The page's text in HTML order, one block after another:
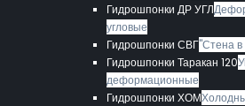
Гидрошпонки ДР УГЛ
угловые
Гидрошпонки СВГ"Стена в
Гидрошпонки Таракан 120
деформационные
Гидрошпонки ХОМ